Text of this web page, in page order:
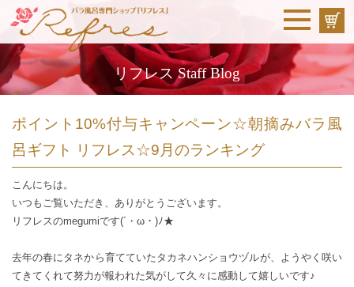
リフレス Staff Blog
ポイント10%付与キャンペーン☆朝摘みバラ風
呂ギフト リフレス☆9月のランキング
こんにちは。
いつもご覧いただき、ありがとうございます。
リフレスのmegumiです(´・ω・)ﾉ★
去年の春にタネから育てていたタカネハンショウヅルが、ようやく咲い
てきてくれて努力が報われた気がして久々に感動して嬉しいです♪